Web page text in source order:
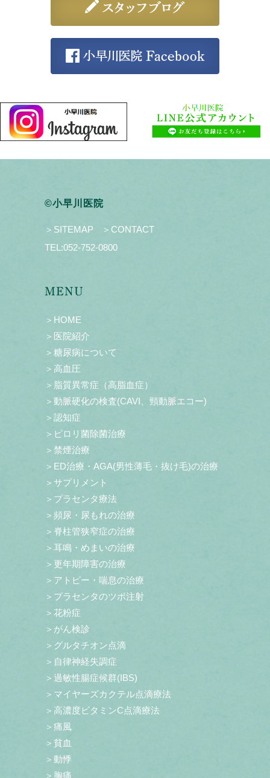
©小早川医院
＞SITEMAP
＞CONTACT
TEL:052-752-0800
MENU
＞HOME
＞医院紹介
＞糖尿病について
＞高血圧
＞脂質異常症（高脂血症）
＞動脈硬化の検査(CAVI、頸動脈エコー)
＞認知症
＞ピロリ菌除菌治療
＞禁煙治療
＞ED治療・AGA(男性薄毛・抜け毛)の治療
＞サプリメント
＞プラセンタ療法
＞頻尿・尿もれの治療
＞脊柱管狭窄症の治療
＞耳鳴・めまいの治療
＞更年期障害の治療
＞アトピー・喘息の治療
＞プラセンタのツボ注射
＞花粉症
＞がん検診
＞グルタチオン点滴
＞自律神経失調症
＞過敏性腸症候群(IBS)
＞マイヤーズカクテル点滴療法
＞高濃度ビタミンC点滴療法
＞痛風
＞貧血
＞動悸
＞胸痛